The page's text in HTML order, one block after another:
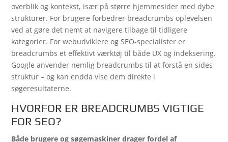
overblik og kontekst, især på større hjemmesider med dybe
strukturer. For brugere forbedrer breadcrumbs oplevelsen
ved at gøre det nemt at navigere tilbage til tidligere
kategorier. For webudviklere og SEO-specialister er
breadcrumbs et effektivt værktøj til både UX og indeksering.
Google anvender nemlig breadcrumbs til at forstå en sides
struktur – og kan endda vise dem direkte i
søgeresultaterne.
HVORFOR ER BREADCRUMBS VIGTIGE
FOR SEO?
Både brugere og søgemaskiner drager fordel af